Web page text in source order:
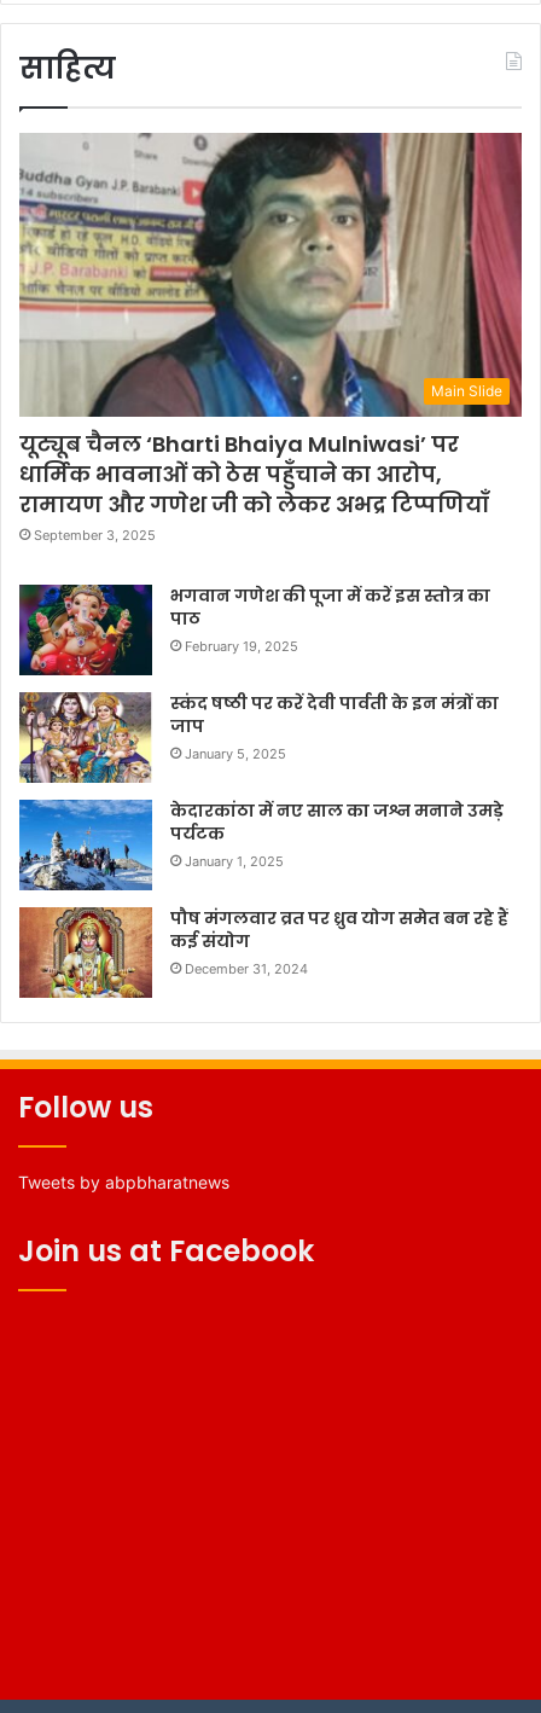
साहित्य
Main Slide
यूट्यूब चैनल ‘Bharti Bhaiya Mulniwasi’ पर
धार्मिक भावनाओं को ठेस पहुँचाने का आरोप,
रामायण और गणेश जी को लेकर अभद्र टिप्पणियाँ
September 3, 2025
भगवान गणेश की पूजा में करें इस स्तोत्र का
पाठ
February 19, 2025
स्कंद षष्ठी पर करें देवी पार्वती के इन मंत्रों का
जाप
January 5, 2025
केदारकांठा में नए साल का जश्न मनाने उमड़े
पर्यटक
January 1, 2025
पौष मंगलवार व्रत पर ध्रुव योग समेत बन रहे हैं
कई संयोग
December 31, 2024
Follow us
Tweets by abpbharatnews
Join us at Facebook